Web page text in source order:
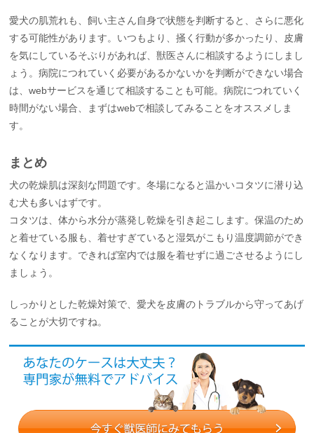
愛犬の肌荒れも、飼い主さん自身で状態を判断すると、さらに悪化
する可能性があります。いつもより、掻く行動が多かったり、皮膚
を気にしているそぶりがあれば、獣医さんに相談するようにしまし
ょう。病院につれていく必要があるかないかを判断ができない場合
は、webサービスを通じて相談することも可能。病院につれていく
時間がない場合、まずはwebで相談してみることをオススメしま
す。
まとめ
犬の乾燥肌は深刻な問題です。冬場になると温かいコタツに潜り込
む犬も多いはずです。
コタツは、体から水分が蒸発し乾燥を引き起こします。保温のため
と着せている服も、着せすぎていると湿気がこもり温度調節ができ
なくなります。できれば室内では服を着せずに過ごさせるようにし
ましょう。
しっかりとした乾燥対策で、愛犬を皮膚のトラブルから守ってあげ
ることが大切ですね。